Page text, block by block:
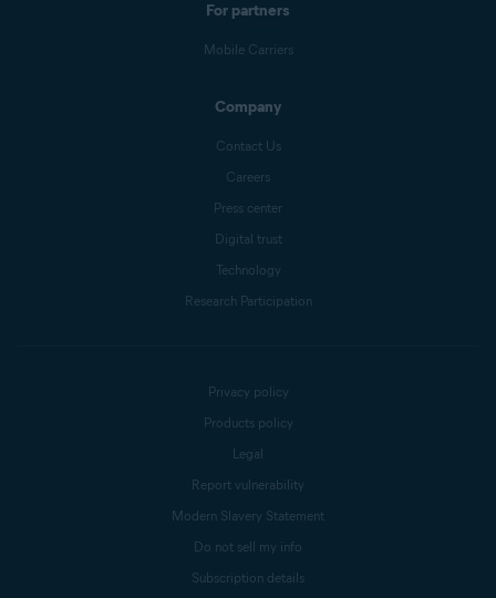
For partners
Mobile Carriers
Company
Contact Us
Careers
Press center
Digital trust
Technology
Research Participation
Privacy policy
Products policy
Legal
Report vulnerability
Modern Slavery Statement
Do not sell my info
Subscription details